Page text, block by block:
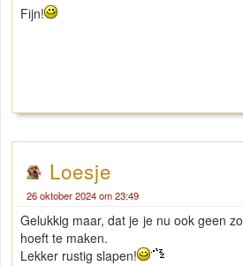
Fijn!
Loesje
26 oktober 2024 om 23:49
Gelukkig maar, dat je je nu ook geen
hoeft te maken.
Lekker rustig slapen!